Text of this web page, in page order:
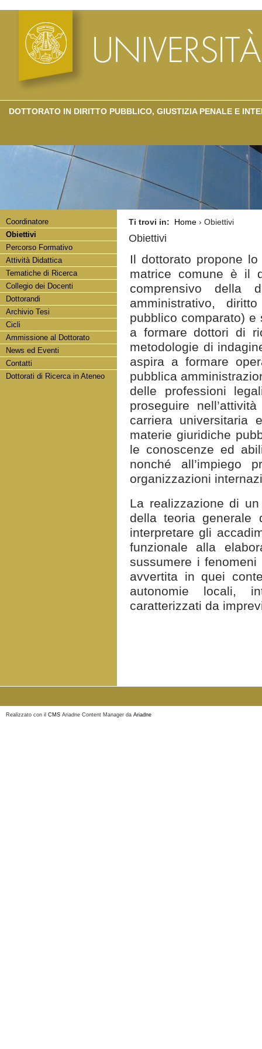
DOTTORATO IN DIRITTO PUBBLICO, GIUSTIZIA PENALE E
Coordinatore
Obiettivi
Percorso Formativo
Attività Didattica
Tematiche di Ricerca
Collegio dei Docenti
Dottorandi
Archivio Tesi
Cicli
Ammissione al Dottorato
News ed Eventi
Contatti
Dottorati di Ricerca in Ateneo
Ti trovi in: Home › Obiettivi
Obiettivi
Il dottorato propone
matrice comune è il
comprensivo della
amministrativo,
pubblico comparato)
a formare dottori di
metodologie di
aspira a formare
pubblica
delle professioni
proseguire
carriera universitaria
materie giuridiche
le conoscenze ed
nonché all’impiego
organizzazioni
La realizzazione di
della teoria generale
interpretare gli
funzionale alla
sussumere i
avvertita in quei
autonomie locali,
caratterizzati da
Realizzato con il CMS Ariadne Content Manager da Ariadne